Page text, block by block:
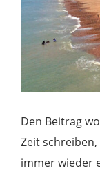
Den Beitrag
Zeit
immer wieder